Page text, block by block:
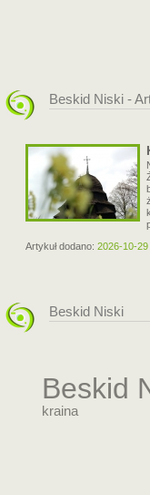
Beskid Niski -
Artykuł dodano: 2026-10-29
Beskid Niski
Beskid
kraina